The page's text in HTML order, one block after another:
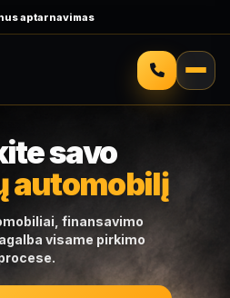
finansavimas
savo
automobilį
finansavimo
visame pirkimo